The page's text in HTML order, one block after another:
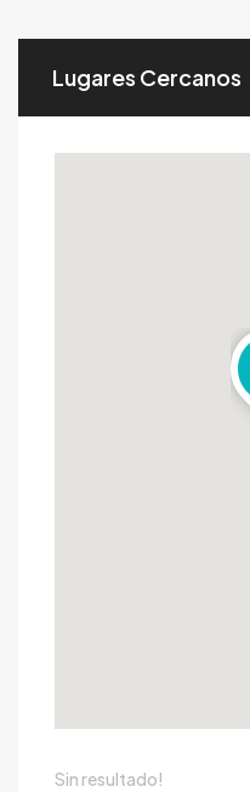
Lugares Cercanos
Sin resultado!